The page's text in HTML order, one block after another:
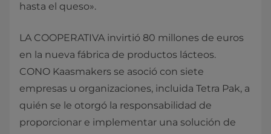
hasta el queso».
LA COOPERATIVA invirtió 80 millones de euros
en la nueva fábrica de productos lácteos.
CONO Kaasmakers se asoció con siete
empresas u organizaciones, incluida Tetra Pak, a
quién se le otorgó la responsabilidad de
proporcionar e implementar una solución de